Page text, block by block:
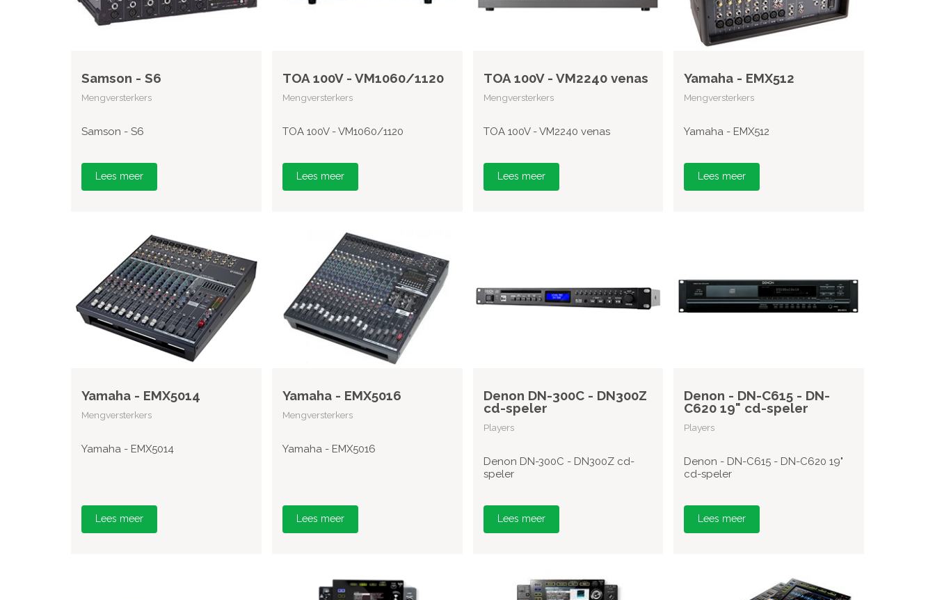
Samson - S6
Mengversterkers
Samson - S6
Lees meer
TOA 100V - VM1060/1120
Mengversterkers
TOA 100V - VM1060/1120
Lees meer
TOA 100V - VM2240 venas
Mengversterkers
TOA 100V - VM2240 venas
Lees meer
Yamaha - EMX512
Mengversterkers
Yamaha - EMX512
Lees meer
Yamaha - EMX5014
Mengversterkers
Yamaha - EMX5014
Lees meer
Yamaha - EMX5016
Mengversterkers
Yamaha - EMX5016
Lees meer
Denon DN-300C - DN300Z
cd-speler
Players
Denon DN-300C - DN300Z cd-
speler
Lees meer
Denon - DN-C615 - DN-
C620 19" cd-speler
Players
Denon - DN-C615 - DN-C620 19"
cd-speler
Lees meer